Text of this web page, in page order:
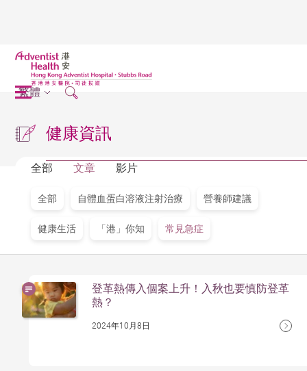
繁體
健康資訊
全部 文章 影片
全部 自體血蛋白溶液注射治療 營養師建議
健康生活 「港」你知 常見急症
登革熱傳入個案上升！入秋也要慎防登革
熱？
2024年10月8日